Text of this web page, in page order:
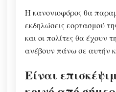
Η κανονιοφόρος θα
εκδηλώσεις εορτασμού
και οι πολίτες θα έχουν
ανέβουν πάνω σε αυτήν
Είναι